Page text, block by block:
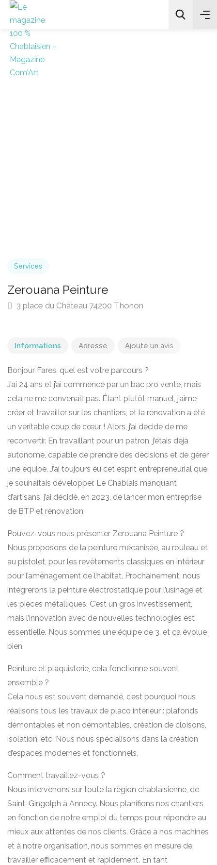
All Categories
Services
Zerouana Peinture
3 place du Château 74200 Thonon
Informations Adresse Ajoute un avis
Bonjour Fares, quel est votre parcours ?
J’ai 24 ans et j’ai commencé par un bac pro vente, mais
cela ne me convenait pas. Étant plutôt manuel, j’aime
créer et travailler sur les chantiers, et la rénovation a été
un véritable coup de cœur ! Alors, j’ai décidé de me
reconvertir. En travaillant pour un patron, j’étais déjà
autonome, capable de prendre des décisions et de gérer
une équipe. J’ai toujours eu cet esprit entrepreneurial que
je souhaitais développer. Le Chablais manquant
d’artisans, j’ai décidé, en 2023, de lancer mon entreprise
de BTP et rénovation.
Pouvez-vous nous présenter Zerouana Peinture ?
Nous proposons de la peinture mécanisée, au rouleau et
au pistolet, pour les revêtements classiques en intérieur
pour l’aménagement de l’habitat. Prochainement, nous
intégrerons la peinture électrostatique pour l’usinage et
les pièces métalliques. C’est un gros investissement,
mais l’innovation avec de nouvelles technologies est
essentielle. Nous sommes une équipe de 3, et ça évolue
bien.
Peinture et plaquisterie, cela fonctionne souvent
ensemble ?
Cela nous est souvent demandé, c’est pourquoi nous
réalisons tous les travaux de placo intérieur : plafonds
démontables et non démontables, création de cloisons,
isolation, etc. Nous nous spécialisons dans la création
d’espaces modernes et fonctionnels.
Comment travaillez-vous ?
Nous intervenons sur toute la région chablaisienne, de
Saint-Gingolph à Annecy. Nous planifions nos chantiers
en fonction de notre emploi du temps pour répondre au
mieux aux attentes de nos clients. Grâce à nos machines
et à notre organisation, nous sommes en mesure de
travailler efficacement et rapidement. En tant